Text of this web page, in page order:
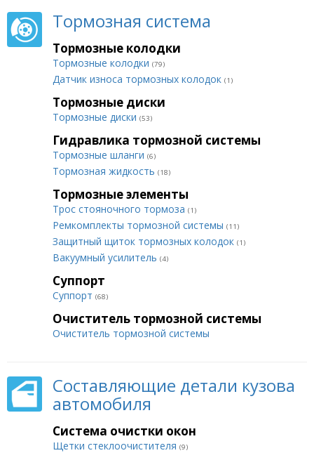
Тормозная система
Тормозные колодки
Тормозные колодки (79)
Датчик износа тормозных колодок (1)
Тормозные диски
Тормозные диски (53)
Гидравлика тормозной системы
Тормозные шланги (6)
Тормозная жидкость (18)
Тормозные элементы
Трос стояночного тормоза (1)
Ремкомплекты тормозной системы (11)
Защитный щиток тормозных колодок (1)
Вакуумный усилитель (4)
Суппорт
Суппорт (68)
Очиститель тормозной системы
Очиститель тормозной системы
Составляющие детали кузова
автомобиля
Система очистки окон
Щетки стеклоочистителя (9)